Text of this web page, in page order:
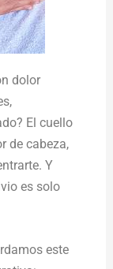
dolor
El cuello
de cabeza,
Y
es solo
este